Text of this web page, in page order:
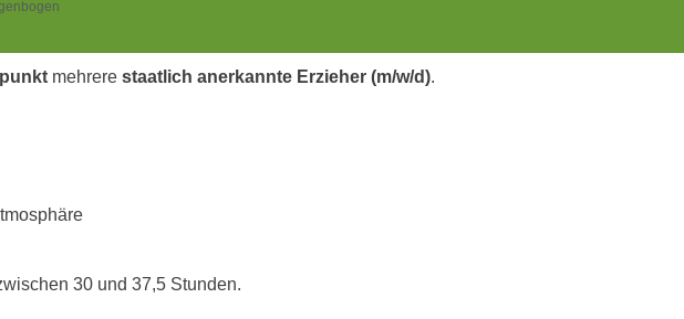
mehrerestaatlich anerkannte Erzieher (m/w/d).
30 und 37,5 Stunden.